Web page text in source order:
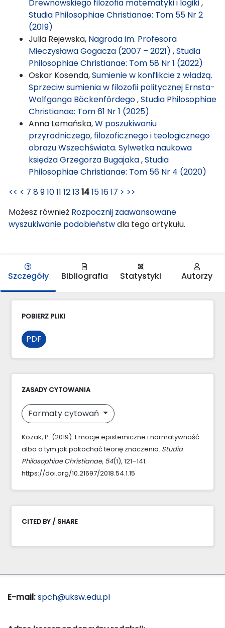
Drewnowskiego filozofia matematyki i logiki,
Studia Philosophiae Christianae: Tom 55 Nr 2
(2019)
Julia Rejewska, Nagroda im. Profesora
Mieczysława Gogacza (2007 – 2021) ,Studia
Philosophiae Christianae: Tom 58 Nr 1 (2022)
Oskar Kosenda,Sumienie w konflikcie z władzą.
Sprzeciw sumienia w filozofii politycznej Ernsta-
Wolfganga Böckenfördego,Studia Philosophiae
Christianae: Tom 61 Nr 1 (2025)
Anna Lemańska,W poszukiwaniu
przyrodniczego, filozoficznego i teologicznego
obrazu Wszechświata. Sylwetka naukowa
księdza Grzegorza Bugajaka,Studia
Philosophiae Christianae: Tom 56 Nr 4 (2020)
<< < 7 891011 121314151617 > >>
Możesz również Rozpocznij zaawansowane
wyszukiwanie podobieństwdla tego artykułu.
Szczegóły Bibliografia Statystyki Autorzy
POBIERZ PLIKI
PDF
ZASADY CYTOWANIA
Formaty cytowań
Kozak, P. (2019). Emocje epistemiczne i normatywność
albo o tym jak pokochać teorię znaczenia. Studia
Philosophiae Christianae, 54(1), 121–141.
https://doi.org/10.21697/2018.54.1.15
CITED BY / SHARE
E-mail:spch@uksw.edu.pl